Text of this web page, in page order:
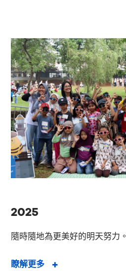
2025
隨時隨地為更美好的明天努力。
瞭解更多